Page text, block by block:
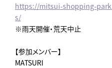
https://mitsui-shopping-
s/
※雨天開催・荒天中止
【参加メンバー】
MATSURI